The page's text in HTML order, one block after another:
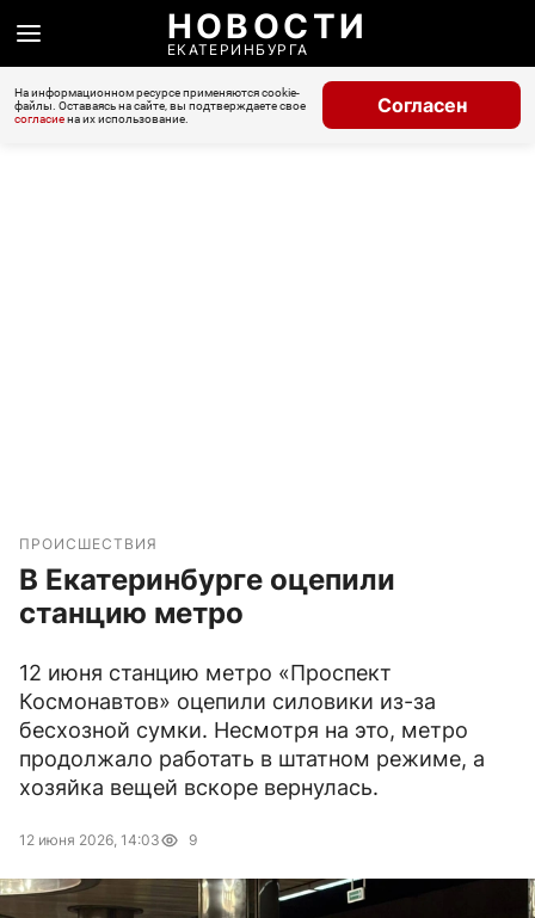
НОВОСТИ
ЕКАТЕРИНБУРГА
На информационном ресурсе применяются cookie-
файлы. Оставаясь на сайте, вы подтверждаете свое
согласиена их использование.
Согласен
ПРОИСШЕСТВИЯ
В Екатеринбурге оцепили
станцию метро
12 июня станцию метро «Проспект
Космонавтов» оцепили силовики из-за
бесхозной сумки. Несмотря на это, метро
продолжало работать в штатном режиме, а
хозяйка вещей вскоре вернулась.
12 июня 2026, 14:03 9